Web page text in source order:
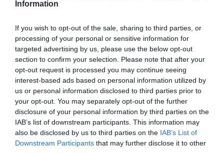
Information
If you wish to opt-out of the sale, sharing to third parties, or
processing of your personal or sensitive information for
targeted advertising by us, please use the below opt-out
section to confirm your selection. Please note that after your
opt-out request is processed you may continue seeing
interest-based ads based on personal information utilized by
us or personal information disclosed to third parties prior to
your opt-out. You may separately opt-out of the further
disclosure of your personal information by third parties on the
IAB’s list of downstream participants. This information may
also be disclosed by us to third parties on the IAB’s List of
Downstream Participants that may further disclose it to other